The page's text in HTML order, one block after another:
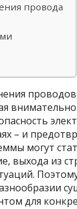
провода
– и
могут
выхода из
для